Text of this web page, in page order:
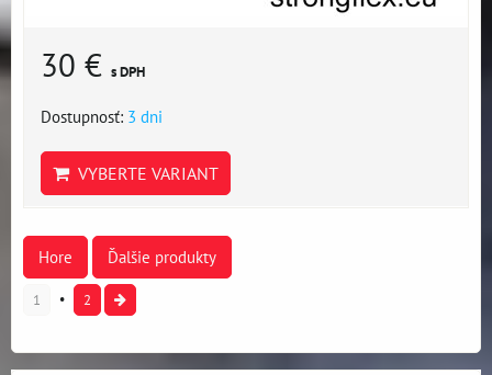
30 € s DPH
Dostupnosť: 3 dni
VYBERTE VARIANT
Hore Ďalšie produkty
1 2